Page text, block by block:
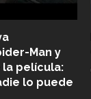
Man y
película:
lo puede